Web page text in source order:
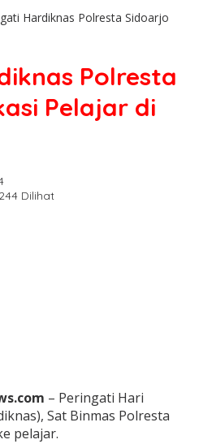
Hardiknas Polresta Sidoarjo
Polresta
Pelajar di
244 Dilihat
– Peringati Hari
Sat Binmas Polresta
pelajar.